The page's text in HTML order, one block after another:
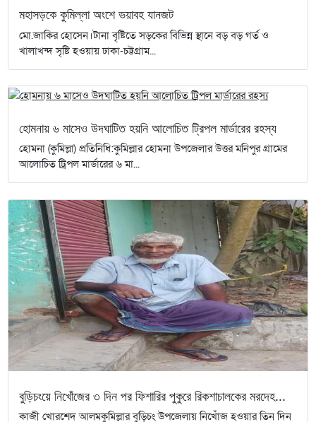
মহাসড়কে কুমিল্লা অংশে ভয়াবহ যানজট
মো.জাকির হোসেন।টানা বৃষ্টিতে সড়কের বিভিন্ন স্থানে বড় বড় গর্ত ও
খালাখন্দ সৃষ্টি হওয়ায় ঢাকা-চট্টগ্রাম...
হোমনায় ৬ মাসেও উদঘাটিত হয়নি আলোচিত ট্রিপল মার্ডারের রহস্য
হোমনা (কুমিল্লা) প্রতিনিধি:কুমিল্লার হোমনা উপজেলার উত্তর মনিপুর গ্রামের
আলোচিত ট্রিপল মার্ডারের ৬ মা...
বুড়িচংয়ে নিখোঁজের ৩ দিন পর ফিশারির পুকুরে রিকশাচালকের মরদেহ...
কাজী খোরশেদ আলমকুমিল্লার বুড়িচং উপজেলায় নিখোঁজ হওয়ার তিন দিন